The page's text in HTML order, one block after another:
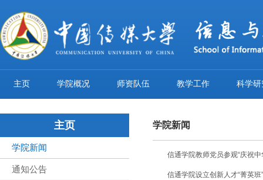
主页 学院概况 师资队伍 教学工作 科学研
主页
学院新闻
通知公告
学院新闻
信通学院教师党员参观“庆祝
信通学院设立创新人才“菁英班”